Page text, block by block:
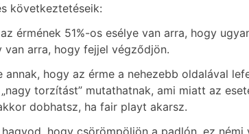
következtetéseik:
érmének 51%-os esélye van arra, hogy
van arra, hogy fejjel végződjön.
annak, hogy az érme a nehezebb oldalával
torzítást” mutathatnak, ami miatt az
dobhatsz, ha fair playt akarsz.
hogy csörömpöljön a padlón, ez némi